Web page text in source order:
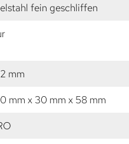
fein geschliffen
mm
mm x 30 mm x 58 mm